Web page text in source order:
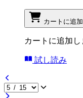
カートに追加
カートに追加し
試し読み